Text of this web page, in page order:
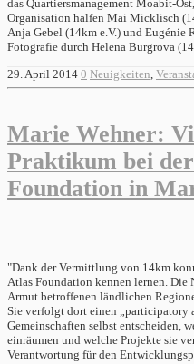
das Quartiersmanagement Moabit-
Organisation halfen Mai Micklisch
Anja Gebel (14km e.V.) und Eugénie
Fotografie durch Helena Burgrova
29. April 2014 0 Neuigkeiten
Marie Wehner:
Praktikum bei
Foundation in
"Dank der Vermittlung von 14km konnte ich in Marokko die Arbeit der High Atlas Foundation kennen lernen. Die Non-Profit-Organisation will in den von Armut betroffenen ländlichen Regionen Marokkos Hilfe zur Selbsthilfe leisten. Sie verfolgt dort einen „participatory approach“; das bedeutet, dass die Gemeinschaften selbst entscheiden, welchen Problemen sie die höchste Priorität einräumen und welche Projekte sie verwirklichen wollen. Indem sie Verantwortung für den Entwicklungsprozess übernehmen, soll eine nachhaltige Verbesserung der Situation erzielt werden und die Teilnehmer werden befähigt selbstständig zukünftige Herausforderungen zu meistern. Vier Wochen habe ich in Marokko verbracht, drei davon im Tifnoute-Tal im Hohen Atlas. In den ersten zwei Tagen im Büro in Marrakesch konnte ich das Team kennenlernen und mich in die Gegebenheiten und Projekte in der Region Toubkal einarbeiten. Dann durfte ich bereits ins Tifnoute-Tal in das Dorf Amsouzarte fahren. Hier begleitete ich die Projektmanagerin Fatima, die die Projekte in der Region koordiniert und die Ansprechpartnerin für die TeilnehmerInnen hier ist. Als ich in Amsouzarte ankam war ich begeistert von der beeindruckenden Landschaft. In der Ferne sieht man die schneebedeckten Gipfel der Berge und etwas näher werden die karg bewachsenen Geröllhänge von Ziegen und ihren Hirten bevölkert. Senkt man den Blick ein wenig, erblickt man strahlend grüne Terrassen, auf denen Bäume in weißer und rosa Blütenpracht stehen und deren Ränder Schwertlilien säumen. Zwischen diesen Terrassen erheben sich die traditionellen Lehmhäuser der Dörfer, eng an den Hang geschmiegt. Im Tal bahnt sich der Fluss seinen Weg durch Geröll und überflutet Wiesen, in denen die Frauen jeden Morgen Gras mit der Sichel ernten um die Tiere zu versorgen. Die Projekte der High Atlas Foundation sind sehr vielfältig. Sie reichen von Projekten für sauberes Wasser und verantwortungsbewussten Verbrauch, über den Anbau von biologisch zertifizierten Walnuss-, Mandel- und Obstbäumen, bis hin zu Frauenkooperativen, die medizinische und aromatische Kräuter anbauen. Die Organisation hat den Anspruch, dass die Teilnehmer der Projekte diese selbst bestimmen und leiten. In der Region in der ich war, wurden deshalb Ende 2011 Meetings veranstaltet, in denen Männer und Frauen ihre Prioritäten bestimmen sollten und Ideen sammeln welche Projekte sie verwirklichen wollen. Die dort bestimmten Ziele werden seitdem mit großem Eifer verfolgt. Die Männer widmen sich dem Anbau von Nuss- und Obstbäumen. Durch die Bio-Zertifikation ihrer Produkte, können diese auf dem Markt zu einem gesteigerten Wert verkauft werden. Der so erzielte zusätzliche Gewinn soll zur Hälfte den Bauern zu gute kommen und zur Hälfte weitere Projekte finanzieren. Damit dieses Projekt durchgeführt werden kann, müssen die Landwirte sich jedoch zuerst zu einer Kooperative zusammenschließen. Ihre bisherigen Verbünde in „Associations“ sind nicht berechtigt Gewinne zu machen. Diese Kooperative soll später mit Kooperativen aus anderen Regionen zusammenarbeiten, um ihre Produkte gemeinsam auf dem internationalen Markt verkaufen zu können. Von Seiten der High Atlas Foundation muss also mit Hilfe lokaler „Facilitators“ Bildungsarbeit betrieben werden, was die rechtliche Situation, aber auch das Konzept biologischer Landwirtschaft betrifft. In wöchentlichen Treffen kommen die Bauern zusammen und diskutieren die Entwicklungen. Bei einem dieser Treffen konnte ich anwesend sein und beobachten wie dort gearbeitet wird. Da Tashelhit gesprochen wurde, konnte ich nur wenig verstehen und musste mich auf meine Beobachtungen verlassen. Trotz des Regens an diesem Tag waren viele gekommen und es waren Männer aller Altersklassen vertreten. Die Runde war lebhaft und als Omar, einer der lokalen „Facilitators“ den arabischen Gesetzestext vorstellte, gab es immer wieder Nachfragen, die Omar in Tashelhit beantwortete. Nach weiteren Diskussionen, wurden die Namen und Daten der Teilnehmer aufgenommen, die Teil der Kooperative sein wollten und nach einer Runde Tee wurde ein Film gezeigt, der biologische Landwirtschaft erläuterte. Die Frauen der Region sind ebenfalls dabei sich zu Kooperativen zusammenzuschließen. Frauen aus sieben Dörfern möchten ein gemeinsames Gewächshaus betreiben, um dort medizinische und aromatische Kräuter anzubauen. Da die Frauen weniger mobil sind, besucht Fatima alle sieben Dörfer um dort die Details der Initiative vorzustellen. Hierbei habe ich sie begleitet und so viel von der Umgebung kennengelernt. Wir haben das Projekt in drei verschiedenen Dörfern vorgestellt; die weiteren haben sich verzögert, aufgrund von Hochzeiten, Wetterbedingungen und anderen Terminen. Um die Dörfer zu erreichen, sind Fatima und ich meist gelaufen, da der lokale Transport sich seinen Weg nur selten